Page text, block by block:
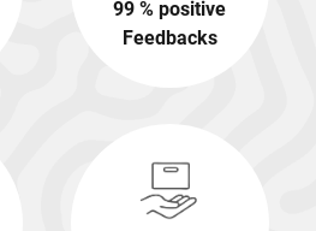
99 % positive
Feedbacks